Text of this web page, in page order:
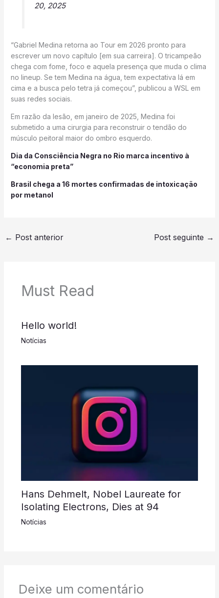
20, 2025
“Gabriel Medina retorna ao Tour em 2026 pronto para
escrever um novo capítulo [em sua carreira]. O tricampeão
chega com fome, foco e aquela presença que muda o clima
no lineup. Se tem Medina na água, tem expectativa lá em
cima e a busca pelo tetra já começou”, publicou a WSL em
suas redes sociais.
Em razão da lesão, em janeiro de 2025, Medina foi
submetido a uma cirurgia para reconstruir o tendão do
músculo peitoral maior do ombro esquerdo.
Dia da Consciência Negra no Rio marca incentivo à
“economia preta”
Brasil chega a 16 mortes confirmadas de intoxicação
por metanol
← Post anterior Post seguinte →
Must Read
Hello world!
Notícias
Hans Dehmelt, Nobel Laureate for
Isolating Electrons, Dies at 94
Notícias
Deixe um comentário